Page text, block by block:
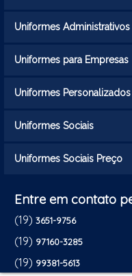
Uniformes Administrativos
Uniformes para Empresas
Uniformes Personalizados
Uniformes Sociais
Uniformes Sociais Preço
Entre em contato
(19) 3651-9756
(19) 97160-3285
(19) 99381-5613